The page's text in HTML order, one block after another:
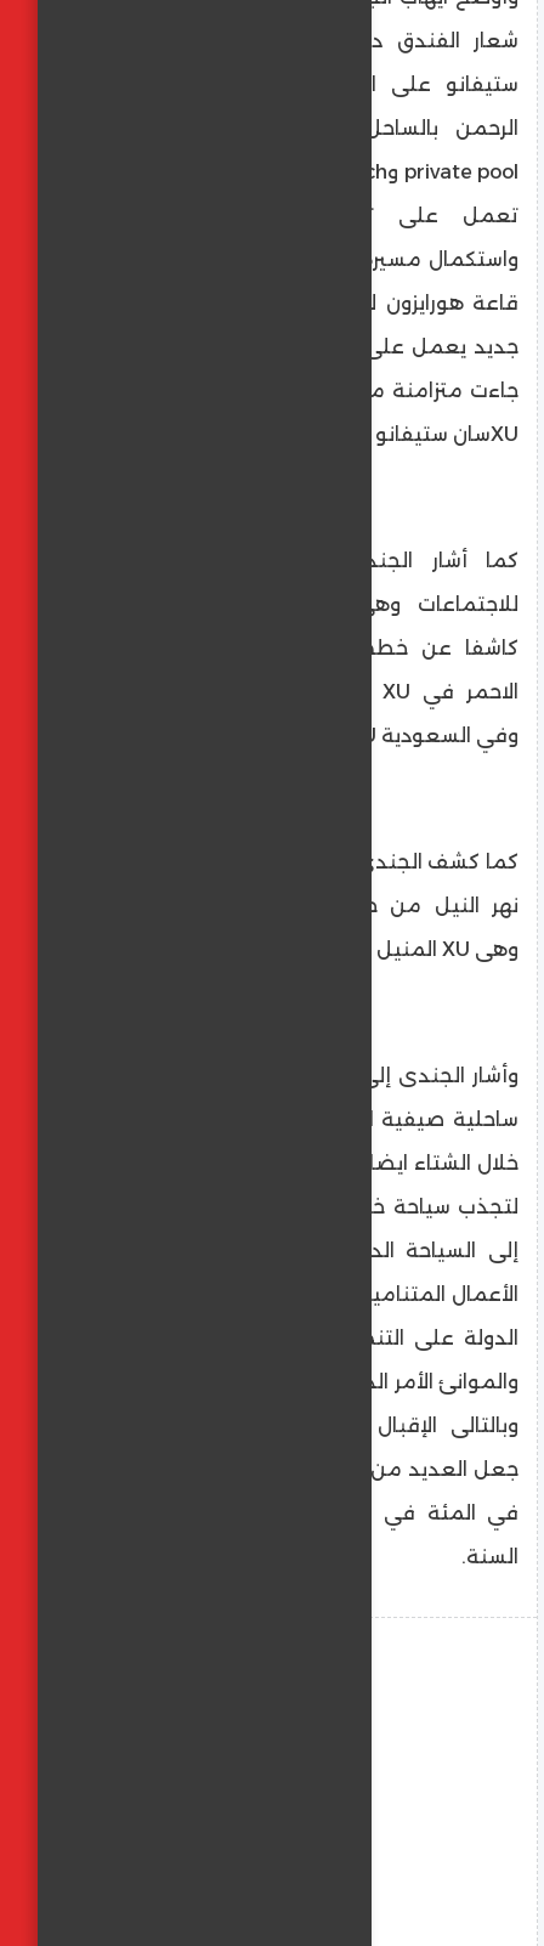
الرحمن بالساحل الشمالى والذي يمتاز بال
تعمل على تنويع مطابخها ومطاعمها
واستكمال مسيرة افتتاحات كبيرة في مقدمتها
قاعة هورايزون للمؤتمرات والمناسبات وكافيه
جاءت متزامنة مع الذكرى الأولى لافتتاح فندق
XUسان ستيفانو .
للاجتماعات وهى قاعة الاجتماعات الأعمال
كاشفا عن خطط الشركة للتوسع على البحر
وفي السعودية XU جدة .
كما كشف الجندى عن توجه الشركة للوجود في
نهر النيل من خلال المراكب العائمة والثابتة
وهى XU المنيل .
وأشار الجندى إلى أن الإسكندرية لم تعد مدينة
ساحلية صيفية الموسم ولكنها أصبحت تعمل
خلال الشتاء ايضا حيث يتزايد الإقبال طوال العام
لتجذب سياحة خارجية وسياحة مؤتمرات إضافة
إلى السياحة الداخلية وذلك إضافة إلى حجم
الأعمال المتنامية في الإسكندرية في ظل تركيز
الدولة على التنمية ومشروعات البنية التحتية
والموانئ الأمر الذي يرفع حجم زيارات الإسكندرية
وبالتالى الإقبال على الغرف الفندقية بشكل
في المئة في الكثير من الشهور وعلى مدار
السنة.